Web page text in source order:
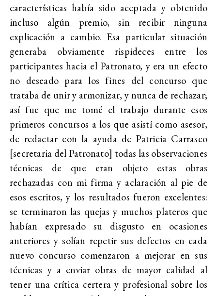
características había sido aceptada y obtenido
incluso algún premio, sin recibir ninguna
explicación a cambio. Esa particular situación
generaba obviamente rispideces entre los
participantes hacia el Patronato, y era un efecto
no deseado para los fines del concurso que
trataba de unir y armonizar, y nunca de rechazar;
así fue que me tomé el trabajo durante esos
primeros concursos a los que asistí como asesor,
de redactar con la ayuda de Patricia Carrasco
[secretaria del Patronato] todas las observaciones
técnicas de que eran objeto estas obras
rechazadas con mi firma y aclaración al pie de
esos escritos, y los resultados fueron excelentes:
se terminaron las quejas y muchos plateros que
habían expresado su disgusto en ocasiones
anteriores y solían repetir sus defectos en cada
nuevo concurso comenzaron a mejorar en sus
técnicas y a enviar obras de mayor calidad al
tener una crítica certera y profesional sobre los